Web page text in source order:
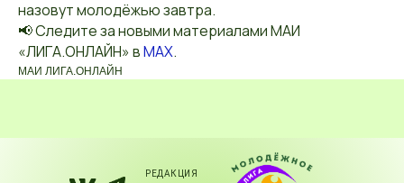
назовут молодёжью завтра.
📢 Следите за новыми материалами МАИ
«ЛИГА.ОНЛАЙН» вMAX.
МАИ ЛИГА.ОНЛАЙН
РЕДАКЦИЯ